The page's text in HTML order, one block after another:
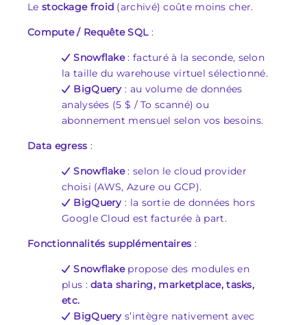
Le stockage froid (archivé) coûte moins cher.
Compute / Requête SQL:
Snowflake: facturé à la seconde, selon
la taille du warehouse virtuel sélectionné.
BigQuery : au volume de données
analysées (5 $ / To scanné) ou
abonnement mensuel selon vos besoins.
Data egress :
Snowflake: selon le cloud provider
choisi (AWS, Azure ou GCP).
BigQuery : la sortie de données hors
Google Cloud est facturée à part.
Fonctionnalités supplémentaires :
Snowflakepropose des modules en
plus :data sharing, marketplace, tasks,
etc.
BigQuery s’intègre nativement avec